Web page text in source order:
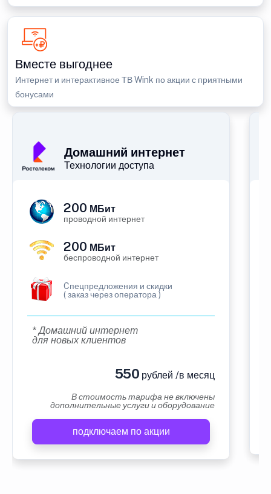
Вместе выгоднее
Интернет и интерактивное ТВ Wink по акции с приятными
бонусами
Домашний интернет
Технологии доступа
200 МБит
проводной интернет
200 МБит
беспроводной интернет
Cпецпредложения и скидки
( заказ через оператора )
* Домашний интернет
для новых клиентов
550 рублей /в месяц
В стоимость тарифа не включены
дополнительные услуги и оборудование
подключаем по акции